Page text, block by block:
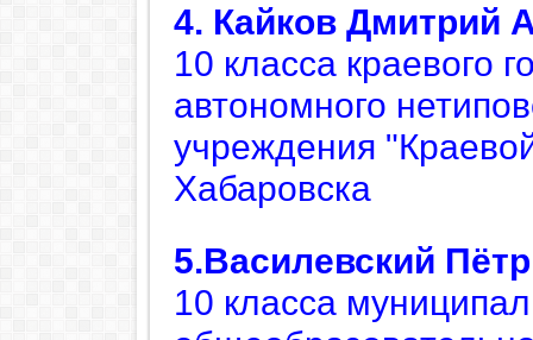
4. Кайков Дмитрий
10 класса краевого
автономного
учреждения
Хабаровска
5.Василевский
10 класса